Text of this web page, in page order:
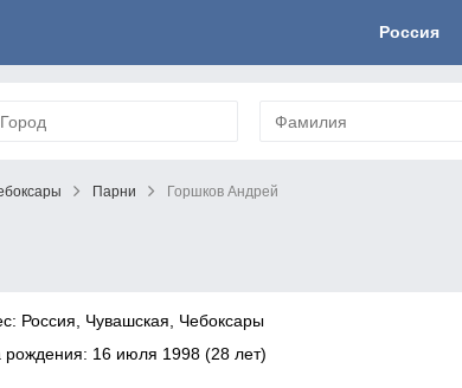
Россия
Парни Горшков Андрей
Россия, Чувашская, Чебоксары
рождения: 16 июля 1998 (28 лет)